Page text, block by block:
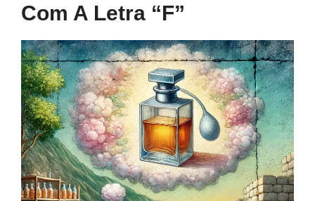
Com A Letra “f”